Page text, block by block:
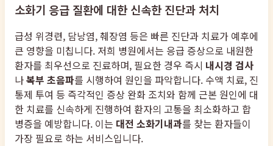
소화기 응급 질환에 대한 신속한 진단과 처치
급성 위경련, 담낭염, 췌장염 등은 빠른 진단과 치료가 예후에
큰 영향을 미칩니다. 저희 병원에서는 응급 증상으로 내원한
환자를 최우선으로 진료하며, 필요한 경우 즉시 내시경 검사
나복부 초음파를 시행하여 원인을 파악합니다. 수액 치료, 진
통제 투여 등 즉각적인 증상 완화 조치와 함께 근본 원인에 대
한 치료를 신속하게 진행하여 환자의 고통을 최소화하고 합
병증을 예방합니다. 이는 대전 소화기내과를 찾는 환자들이
가장 필요로 하는 서비스입니다.